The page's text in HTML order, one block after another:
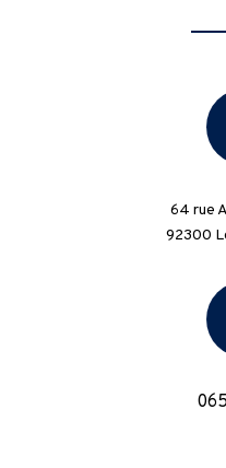
64 rue
92300